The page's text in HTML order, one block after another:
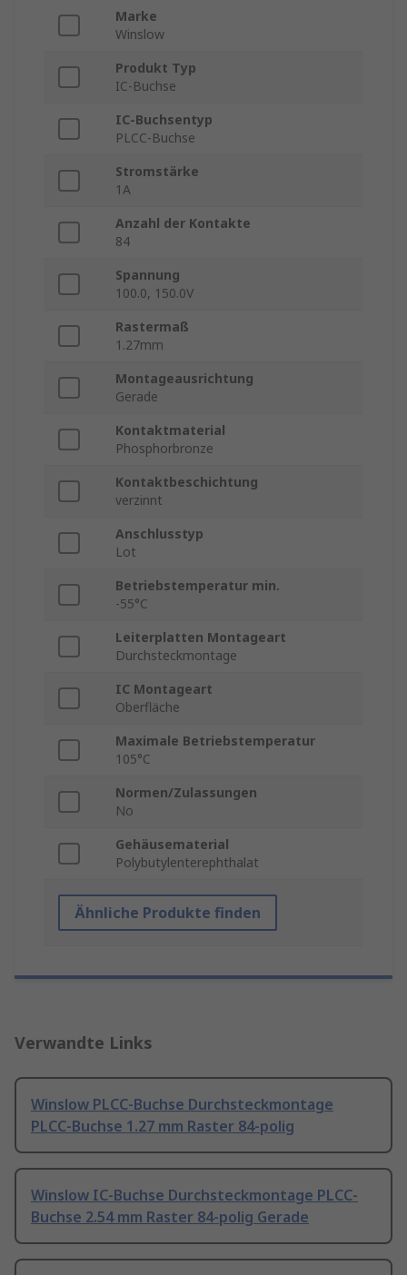
Marke
Winslow
Produkt Typ
IC-Buchse
IC-Buchsentyp
PLCC-Buchse
Stromstärke
1A
Anzahl der Kontakte
84
Spannung
100.0, 150.0V
Rastermaß
1.27mm
Montageausrichtung
Gerade
Kontaktmaterial
Phosphorbronze
Kontaktbeschichtung
verzinnt
Anschlusstyp
Lot
Betriebstemperatur min.
-55°C
Leiterplatten Montageart
Durchsteckmontage
IC Montageart
Oberfläche
Maximale Betriebstemperatur
105°C
Normen/Zulassungen
No
Gehäusematerial
Polybutylenterephthalat
Ähnliche Produkte finden
Verwandte Links
Winslow PLCC-Buchse Durchsteckmontage
PLCC-Buchse 1.27 mm Raster 84-polig
Winslow IC-Buchse Durchsteckmontage PLCC-
Buchse 2.54 mm Raster 84-polig Gerade